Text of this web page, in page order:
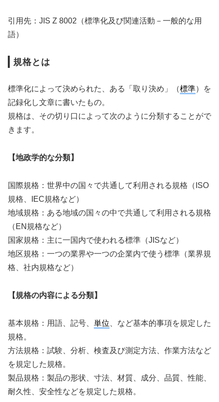
引用先：JIS Z 8002（標準化及び関連活動－一般的な用
語）
規格とは
標準化によって決められた、ある「取り決め」（標準）を
記録化し文章に書いたもの。
規格は、その切り口によって次のように分類することがで
きます。
【地政学的な分類】
国際規格：世界中の国々で共通して利用される規格（ISO
規格、IEC規格など）
地域規格：ある地域の国々の中で共通して利用される規格
（EN規格など）
国家規格：主に一国内で使われる標準（JISなど）
地区規格：一つの業界や一つの企業内で使う標準（業界規
格、社内規格など）
【規格の内容による分類】
基本規格：用語、記号、 単位 、など基本的事項を規定した
規格。
方法規格：試験、分析、検査及び測定方法、作業方法など
を規定した規格。
製品規格：製品の形状、寸法、材質、成分、品質、性能、
耐久性、安全性などを規定した規格。